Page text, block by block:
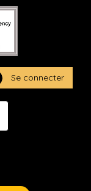
Se connecter